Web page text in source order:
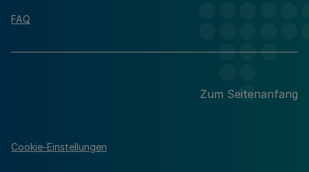
FAQ
Zum Seitenanfang
Cookie-Einstellungen